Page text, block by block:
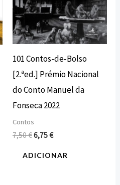
101 Contos-de-Bolso
[2.ªed.] Prémio Nacional
do Conto Manuel da
Fonseca 2022
Contos
7,50€6,75€
ADICIONAR